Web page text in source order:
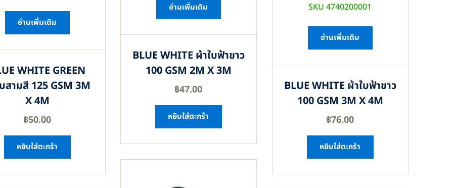
อ่านเพิ่มเติม
WHITE GREEN
สามสี 125 GSM 3M
X 4M
฿50.00
หยิบใส่ตะกร้า
อ่านเพิ่มเติม
BLUE WHITE ผ้าใบฟ้าขาว
100 GSM 2M X 3M
฿47.00
หยิบใส่ตะกร้า
SKU 4740200001
อ่านเพิ่มเติม
BLUE WHITE ผ้าใบฟ้าขาว
100 GSM 3M X 4M
฿76.00
หยิบใส่ตะกร้า